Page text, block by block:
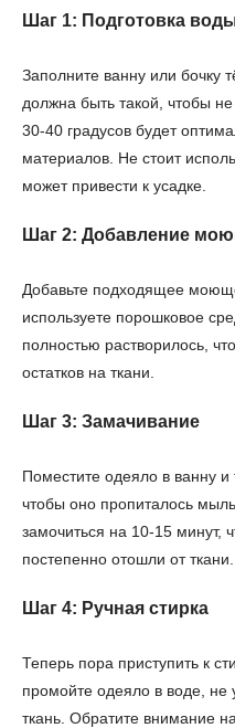
Шаг 1: Подготовка
Заполните ванну или бочку
должна быть такой, чтобы
30-40 градусов будет
материалов. Не стоит
может привести к усадке.
Шаг 2: Добавление
Добавьте подходящее
используете порошковое
полностью растворилось,
остатков на ткани.
Шаг 3: Замачивание
Поместите одеяло в ванну
чтобы оно пропиталось
замочиться на 10-15 минут,
постепенно отошли от ткани.
Шаг 4: Ручная стирка
Теперь пора приступить к
промойте одеяло в воде, не
ткань. Обратите внимание